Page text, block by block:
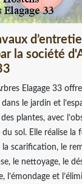
la société
Elagage 33
le jardin et
des plantes, avec
sol. Elle réalise la
scarification, le
le nettoyage, le
l’émondage et